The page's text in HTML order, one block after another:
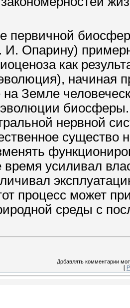
первичной
И. Опарину)
как
начиная
на Земле
эволюции биосферы.
нервной
существо
время усиливал
процесс может
среды с
Добавлять комментарии
[